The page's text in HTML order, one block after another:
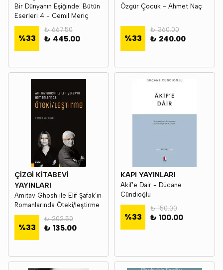
Bir Dünyanın Eşiğinde: Bütün
Eserleri 4 - Cemil Meriç
%33
₺ 667.50
₺ 445.00
Özgür Çocuk - Ahmet Naç
%33
₺ 360.00
₺ 240.00
ÇİZGİ KİTABEVİ
YAYINLARI
Amitav Ghosh ile Elif Şafak’ın
Romanlarında Öteki/leştirme
%33
₺ 202.50
₺ 135.00
KAPI YAYINLARI
Akif'e Dair - Dücane
Cündioğlu
%33
₺ 150.00
₺ 100.00